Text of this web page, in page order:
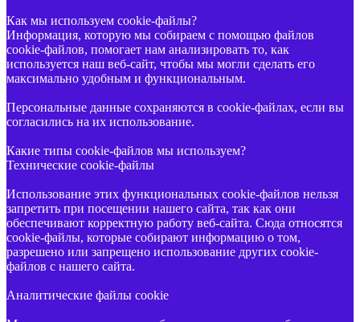
Как мы используем cookie-файлы?
Информация, которую мы собираем с помощью файлов
cookie-файлов, помогает нам анализировать то, как
используется наш веб-сайт, чтобы мы могли сделать его
максимально удобным и функциональным.
Персональные данные сохраняются в cookie-файлах, если вы
согласились на их использование.
Какие типы cookie-файлов мы используем?
Технические cookie-файлы
Использование этих функциональных cookie-файлов нельзя
запретить при посещении нашего сайта, так как они
обеспечивают корректную работу веб-сайта. Сюда относятся
cookie-файлы, которые собирают информацию о том,
разрешено или запрещено использование других cookie-
файлов с нашего сайта.
Аналитические файлы cookie